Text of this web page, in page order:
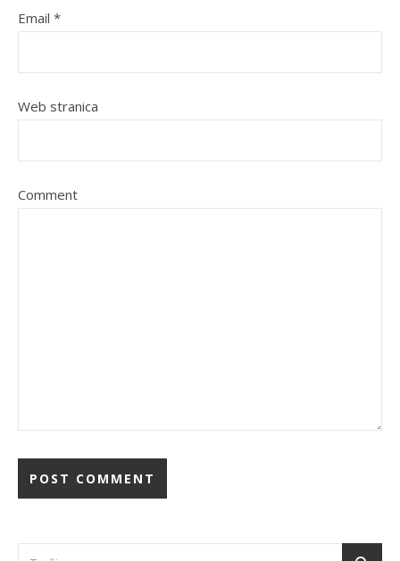
Email *
Web stranica
Comment